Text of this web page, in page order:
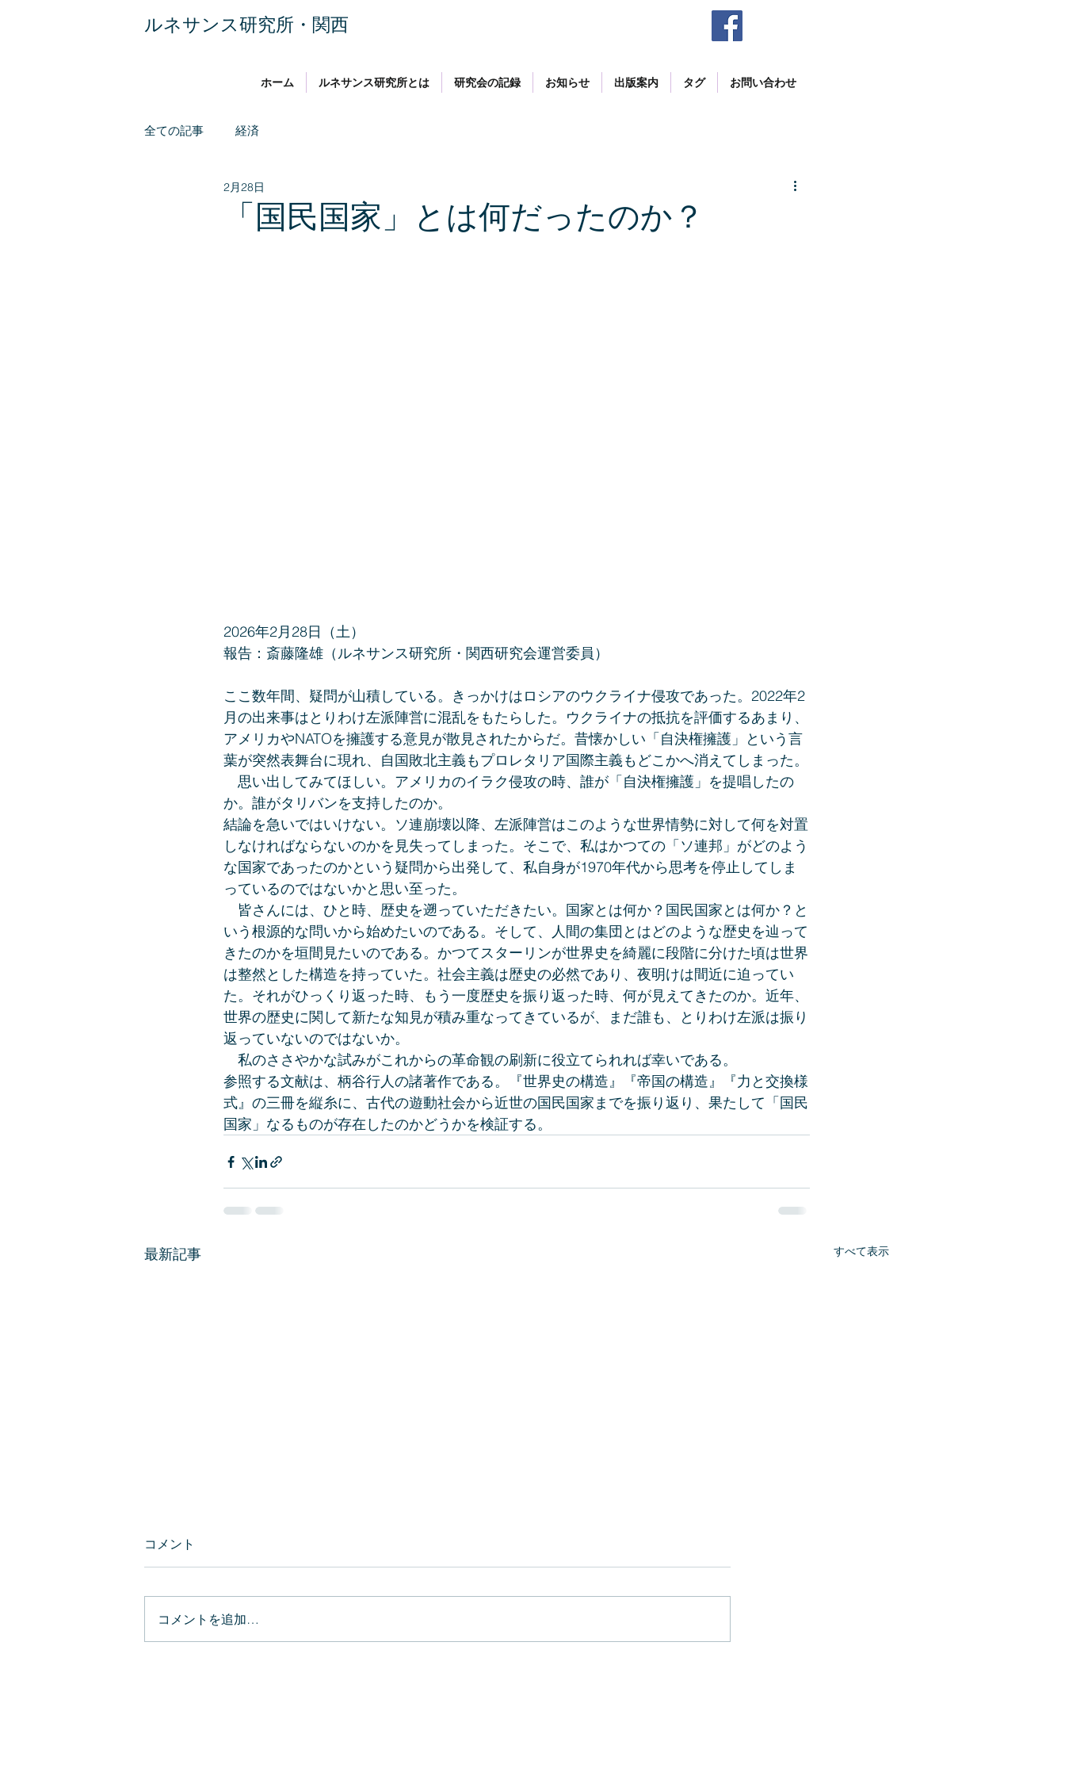
​ルネサンス研究所・関西
ホーム ルネサンス研究所とは 研究会の記録 お知らせ 出版案内 タグ お問い合わせ
全ての記事 経済
「国民国家」とは何だったのか？
2月28日
2026年2月28日（土）
報告：斎藤隆雄（ルネサンス研究所・関西研究会運営委員）
ここ数年間、疑問が山積している。きっかけはロシアのウクライナ侵攻であった。2022年2
月の出来事はとりわけ左派陣営に混乱をもたらした。ウクライナの抵抗を評価するあまり、
アメリカやNATOを擁護する意見が散見されたからだ。昔懐かしい「自決権擁護」という言
葉が突然表舞台に現れ、自国敗北主義もプロレタリア国際主義もどこかへ消えてしまった。
思い出してみてほしい。アメリカのイラク侵攻の時、誰が「自決権擁護」を提唱したの
か。誰がタリバンを支持したのか。
結論を急いではいけない。ソ連崩壊以降、左派陣営はこのような世界情勢に対して何を対置
しなければならないのかを見失ってしまった。そこで、私はかつての「ソ連邦」がどのよう
な国家であったのかという疑問から出発して、私自身が1970年代から思考を停止してしま
っているのではないかと思い至った。
皆さんには、ひと時、歴史を遡っていただきたい。国家とは何か？国民国家とは何か？と
いう根源的な問いから始めたいのである。そして、人間の集団とはどのような歴史を辿って
きたのかを垣間見たいのである。かつてスターリンが世界史を綺麗に段階に分けた頃は世界
は整然とした構造を持っていた。社会主義は歴史の必然であり、夜明けは間近に迫ってい
た。それがひっくり返った時、もう一度歴史を振り返った時、何が見えてきたのか。近年、
世界の歴史に関して新たな知見が積み重なってきているが、まだ誰も、とりわけ左派は振り
返っていないのではないか。
私のささやかな試みがこれからの革命観の刷新に役立てられれば幸いである。
参照する文献は、柄谷行人の諸著作である。『世界史の構造』『帝国の構造』『力と交換様
式』の三冊を縦糸に、古代の遊動社会から近世の国民国家までを振り返り、果たして「国民
国家」なるものが存在したのかどうかを検証する。
最新記事 すべて表示
コメント
コメントを追加…